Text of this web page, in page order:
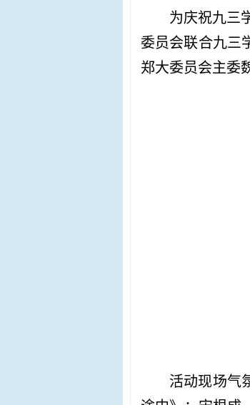
为庆祝九三
委员会联合九三
郑大委员会主委
活动现场气